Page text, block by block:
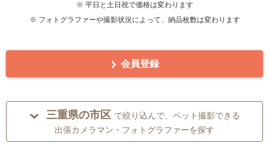
※ 平日と土日祝で価格は変わります
※ フォトグラファーや撮影状況によって、納品枚数は変わります
会員登録
三重県の市区 で絞り込んで、ペット撮影できる
出張カメラマン・フォトグラファーを探す